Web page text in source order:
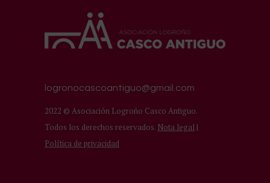
logronocascoantiguo@gmail.com
2022 © Asociación Logroño Casco Antiguo.
Todos los derechos reservados. Nota legal |
Política de privacidad